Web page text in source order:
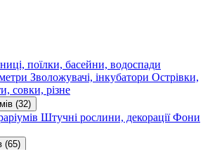
поїлки, басейни, водоспади
Зволожувачі, інкубатори Острівки,
совки, різне
(32)
Штучні рослини, декораціїФони
(65)